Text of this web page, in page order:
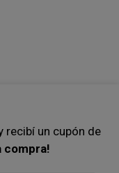
recibí un cupón de
compra!